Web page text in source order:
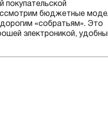
покупательской
бюджетные
«собратьям». Это
электроникой,